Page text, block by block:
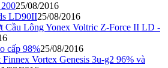
25/08/2016
LD90II25/08/2016
Cầu Lông Yonex Voltric Z-Force II LD -
cấp 98%25/08/2016
Vortex Genesis 3u-g2 96% và